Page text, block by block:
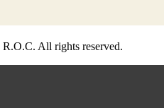
All rights reserved.